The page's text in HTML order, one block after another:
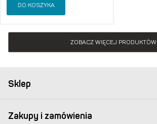
DO KOSZYKA
ZOBACZ WIĘCEJ PRODUKTÓW
Sklep
Zakupy i zamówienia